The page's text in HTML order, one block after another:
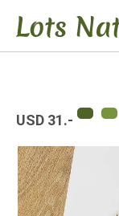
USD 31.-